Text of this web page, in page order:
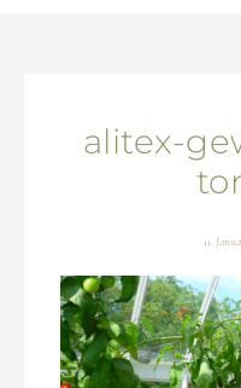
alitex-
11.